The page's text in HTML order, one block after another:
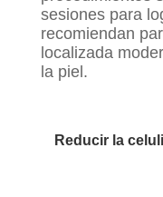
sesiones para
recomiendan
localizada
la piel.
Reducir la